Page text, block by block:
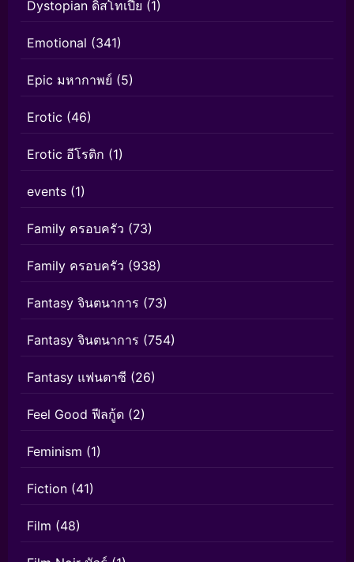
Dystopian ดิสโทเปีย (1)
Emotional (341)
Epic มหากาพย์ (5)
Erotic (46)
Erotic อีโรติก (1)
events (1)
Family ครอบครัว (73)
Family ครอบครัว (938)
Fantasy จินตนาการ (73)
Fantasy จินตนาการ (754)
Fantasy แฟนตาซี (26)
Feel Good ฟีลกู้ด (2)
Feminism (1)
Fiction (41)
Film (48)